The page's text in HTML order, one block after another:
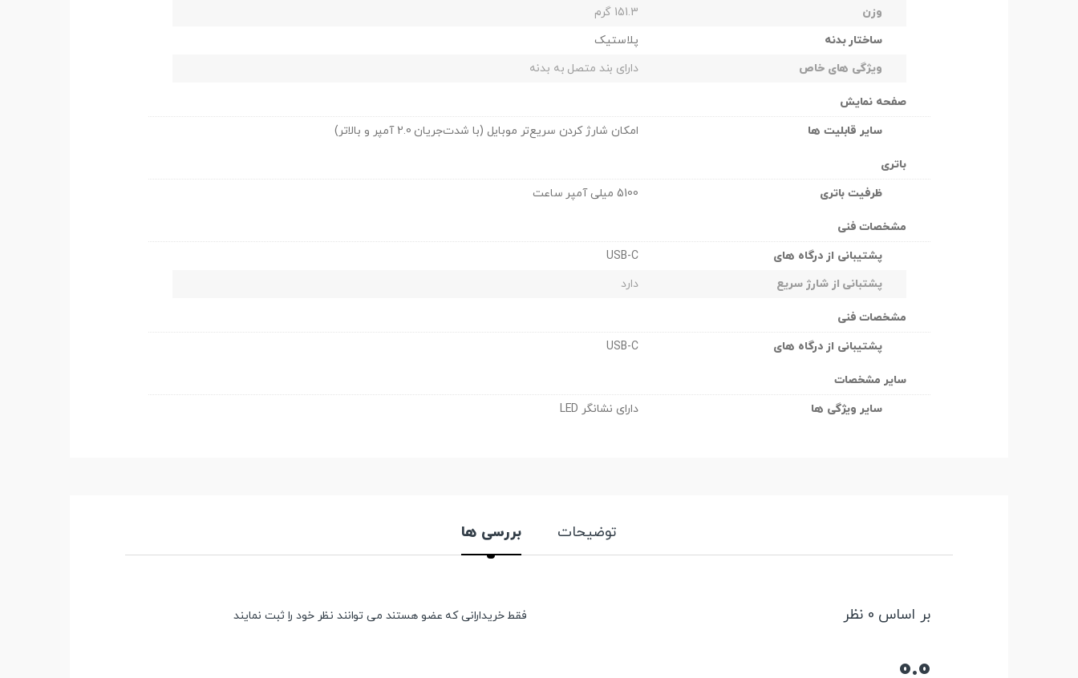
وزن
151.3 گرم
ساختار بدنه
پلاستیک
ویژگی های خاص
دارای بند متصل به بدنه
صفحه نمایش
سایر قابلیت ها
امکان شارژ کردن سریع‌تر موبایل (با شدت‌جریان 2.0 آمپر و بالاتر)
باتری
ظرفیت باتری
5100 میلی آمپر ساعت
مشخصات فنی
پشتیبانی از درگاه های
USB-C
پشتبانی از شارژ سریع
دارد
مشخصات فنی
پشتیبانی از درگاه های
USB-C
سایر مشخصات
سایر ویژگی ها
دارای نشانگر LED
توضیحات بررسی ها
بر اساس 0 نظر
0.0
فقط خریدارانی که عضو هستند می توانند نظر خود را ثبت نمایند